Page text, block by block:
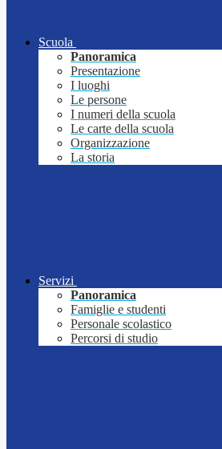
Scuola
Panoramica
Presentazione
I luoghi
Le persone
I numeri della scuola
Le carte della scuola
Organizzazione
La storia
Servizi
Panoramica
Famiglie e studenti
Personale scolastico
Percorsi di studio